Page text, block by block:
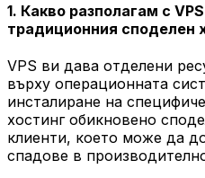
1. Какво разполагам с
традиционния споделен
VPS ви дава отделени
върху операционната
инсталиране на
хостинг обикновено
клиенти, което може да
спадове в